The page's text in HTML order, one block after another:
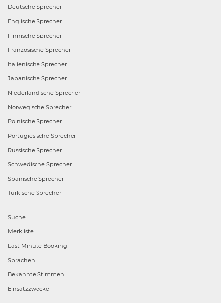
Deutsche Sprecher
Englische Sprecher
Finnische Sprecher
Französische Sprecher
Italienische Sprecher
Japanische Sprecher
Niederländische Sprecher
Norwegische Sprecher
Polnische Sprecher
Portugiesische Sprecher
Russische Sprecher
Schwedische Sprecher
Spanische Sprecher
Türkische Sprecher
Suche
Merkliste
Last Minute Booking
Sprachen
Bekannte Stimmen
Einsatzzwecke